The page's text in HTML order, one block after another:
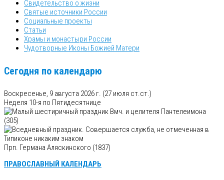
Свидетельство о жизни
Святые источники России
Социальные проекты
Статьи
Храмы и монастыри России
Чудотворные Иконы Божией Матери
Сегодня по календарю
Воскресенье, 9 августа 2026 г. (27 июля ст.ст.)
Неделя 10-я по Пятидесятнице
Вмч. и целителя Пантелеимона
(305)
Прп. Германа Аляскинского (1837)
ПРАВОСЛАВНЫЙ КАЛЕНДАРЬ